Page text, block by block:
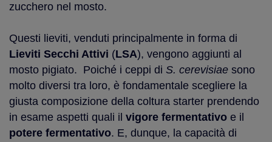
zucchero nel mosto.
Questi lieviti, venduti principalmente in forma di
Lieviti Secchi Attivi (LSA), vengono aggiunti al
mosto pigiato. Poiché i ceppi di S. cerevisiae sono
molto diversi tra loro, è fondamentale scegliere la
giusta composizione della coltura starter prendendo
in esame aspetti quali il vigore fermentativo e il
potere fermentativo. E, dunque, la capacità di